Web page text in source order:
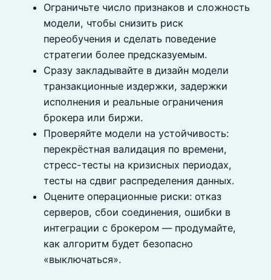
Ограничьте число признаков и сложность
модели, чтобы снизить риск
переобучения и сделать поведение
стратегии более предсказуемым.
Сразу закладывайте в дизайн модели
транзакционные издержки, задержки
исполнения и реальные ограничения
брокера или биржи.
Проверяйте модели на устойчивость:
перекрёстная валидация по времени,
стресс-тесты на кризисных периодах,
тесты на сдвиг распределения данных.
Оцените операционные риски: отказ
серверов, сбои соединения, ошибки в
интеграции с брокером — продумайте,
как алгоритм будет безопасно
«выключаться».